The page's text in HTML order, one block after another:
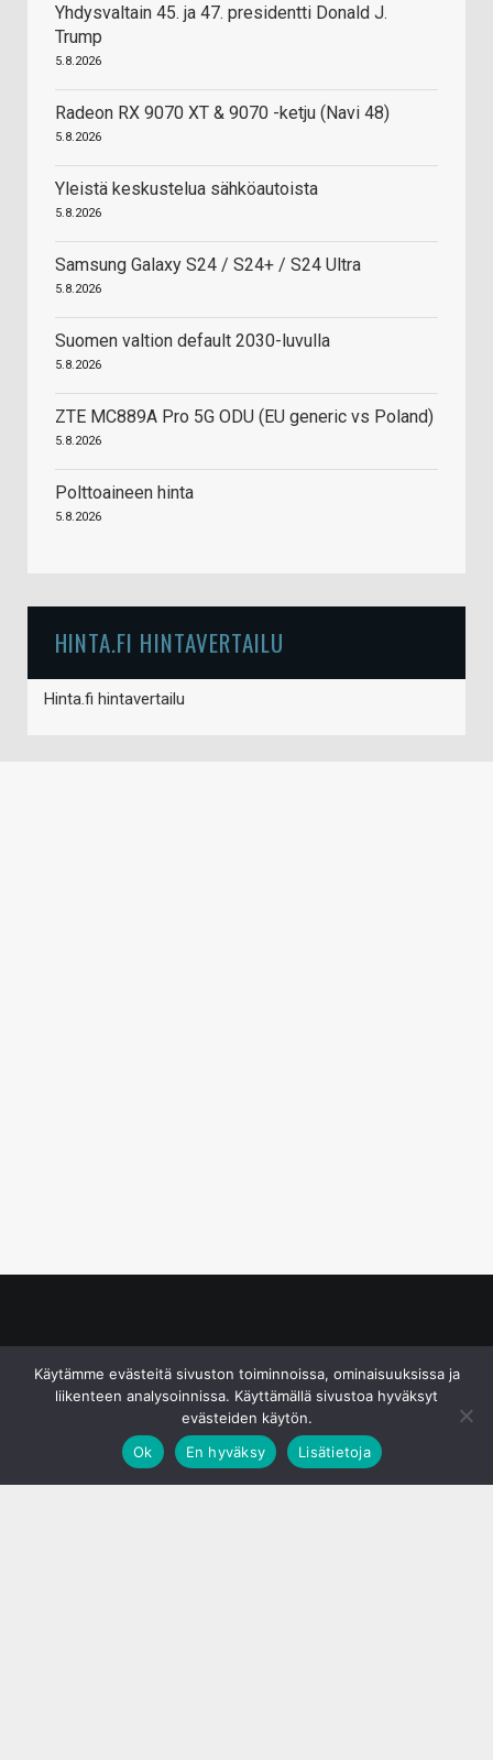
Yhdysvaltain 45. ja 47. presidentti Donald J.
Trump
5.8.2026
Radeon RX 9070 XT & 9070 -ketju (Navi 48)
5.8.2026
Yleistä keskustelua sähköautoista
5.8.2026
Samsung Galaxy S24 / S24+ / S24 Ultra
5.8.2026
Suomen valtion default 2030-luvulla
5.8.2026
ZTE MC889A Pro 5G ODU (EU generic vs Poland)
5.8.2026
Polttoaineen hinta
5.8.2026
HINTA.FI HINTAVERTAILU
Hinta.fi hintavertailu
Käytämme evästeitä sivuston toiminnoissa, ominaisuuksissa ja
liikenteen analysoinnissa. Käyttämällä sivustoa hyväksyt
evästeiden käytön.
Ok
En hyväksy Lisätietoja